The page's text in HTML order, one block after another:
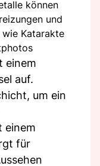
können
und
Katarakte
einem
auf.
um ein
einem
für